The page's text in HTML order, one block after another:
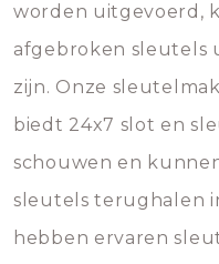
worden uitgevoerd,
afgebroken sleutels
zijn. Onze
biedt 24x7 slot en
schouwen en
sleutels terughalen
hebben ervaren